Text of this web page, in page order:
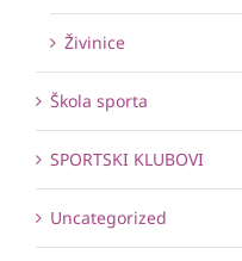
Živinice
Škola sporta
SPORTSKI KLUBOVI
Uncategorized